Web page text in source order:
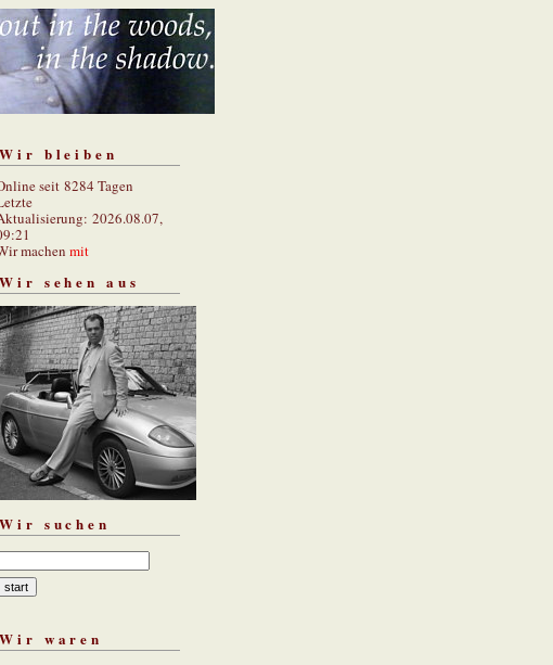
Wir bleiben
seit 8284 Tagen
2026.08.07,
machen mit
Wir sehen aus
Wir suchen
Wir waren